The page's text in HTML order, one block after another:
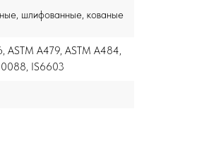
шлифованные, кованые
ASTM A479, ASTM A484,
IS6603